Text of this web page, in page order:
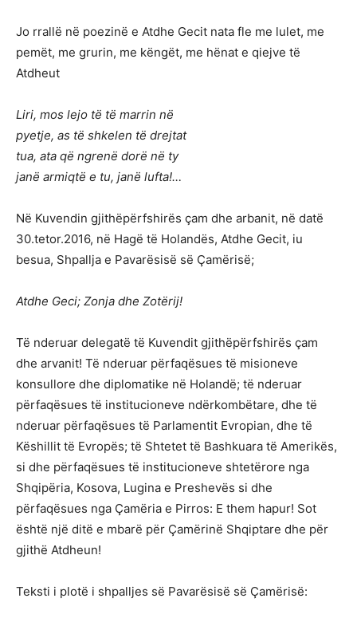
Jo rrallë në poezinë e Atdhe Gecit nata fle me lulet, me
pemët, me grurin, me këngët, me hënat e qiejve të
Atdheut
Liri, mos lejo të të marrin në
pyetje, as të shkelen të drejtat
tua, ata që ngrenë dorë në ty
janë armiqtë e tu, janë lufta!…
Në Kuvendin gjithëpërfshirës çam dhe arbanit, në datë
30.tetor.2016, në Hagë të Holandës, Atdhe Gecit, iu
besua, Shpallja e Pavarësisë së Çamërisë;
Atdhe Geci; Zonja dhe Zotërij!
Të nderuar delegatë të Kuvendit gjithëpërfshirës çam
dhe arvanit! Të nderuar përfaqësues të misioneve
konsullore dhe diplomatike në Holandë; të nderuar
përfaqësues të institucioneve ndërkombëtare, dhe të
nderuar përfaqësues të Parlamentit Evropian, dhe të
Këshillit të Evropës; të Shtetet të Bashkuara të Amerikës,
si dhe përfaqësues të institucioneve shtetërore nga
Shqipëria, Kosova, Lugina e Preshevës si dhe
përfaqësues nga Çamëria e Pirros: E them hapur! Sot
është një ditë e mbarë për Çamërinë Shqiptare dhe për
gjithë Atdheun!
Teksti i plotë i shpalljes së Pavarësisë së Çamërisë: